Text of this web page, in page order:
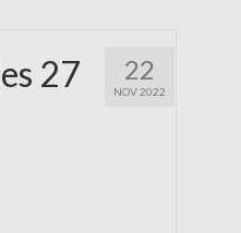
22
NOV 2022
27